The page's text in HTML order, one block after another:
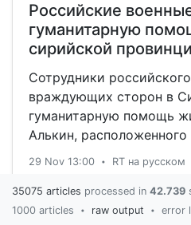
35075 articles processed in 42.739
1000 articles
• raw output • error
исследование,
учеными.
Российские
гуманитарную
сирийской
Сотрудники
враждующих сторон в
гуманитарную помощь
Алькин, расположенного
Дараа. Об этом
29 Nov 13:00 • RT на русском